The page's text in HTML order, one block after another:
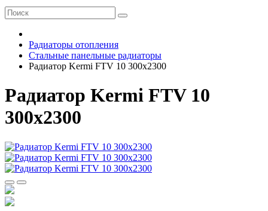
Радиаторы отопления
Стальные панельные радиаторы
Радиатор Kermi FTV 10 300х2300
Радиатор Kermi FTV 10
300х2300